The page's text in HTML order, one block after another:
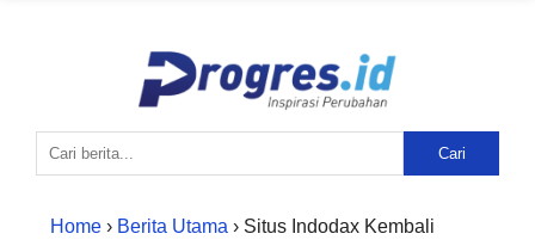
Cari
Home › Berita Utama › Situs Indodax Kembali